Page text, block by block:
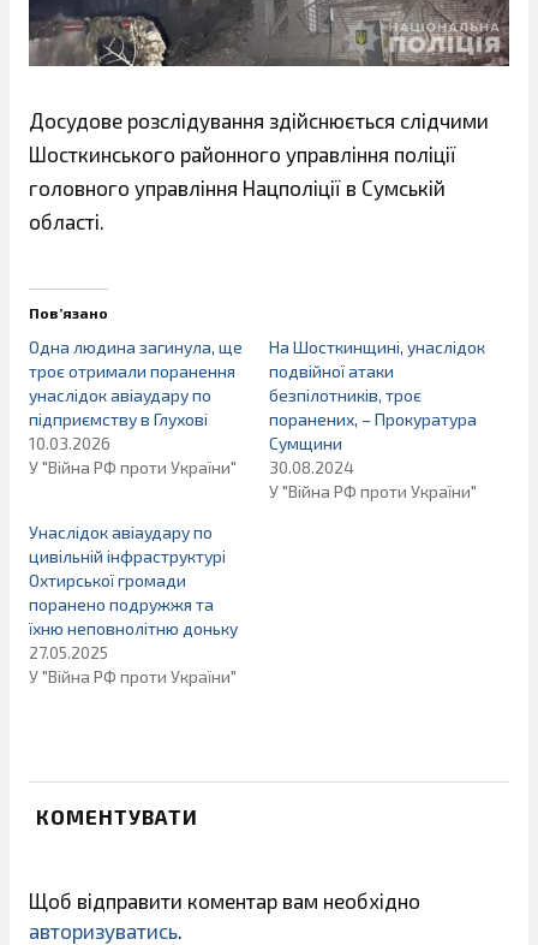
Досудове розслідування здійснюється слідчими
Шосткинського районного управління поліції
головного управління Нацполіції в Сумській
області.
Пов’язано
Одна людина загинула, ще
троє отримали поранення
унаслідок авіаудару по
підприємству в Глухові
10.03.2026
У "Війна РФ проти України"
На Шосткинщині, унаслідок
подвійної атаки
безпілотників, троє
поранених, – Прокуратура
Сумщини
30.08.2024
У "Війна РФ проти України"
Унаслідок авіаудару по
цивільній інфраструктурі
Охтирської громади
поранено подружжя та
їхню неповнолітню доньку
27.05.2025
У "Війна РФ проти України"
КОМЕНТУВАТИ
Щоб відправити коментар вам необхідно
авторизуватись.